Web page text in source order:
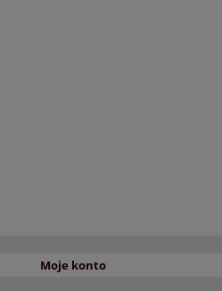
Moje konto